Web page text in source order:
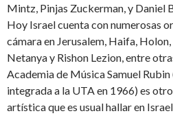
Mintz, Pinjas Zuckerman, y Daniel
Hoy Israel cuenta con numerosas
cámara en Jerusalem, Haifa, Holon,
Netanya y Rishon Lezion, entre
Academia de Música Samuel
integrada a la UTA en 1966) es
artística que es usual hallar en